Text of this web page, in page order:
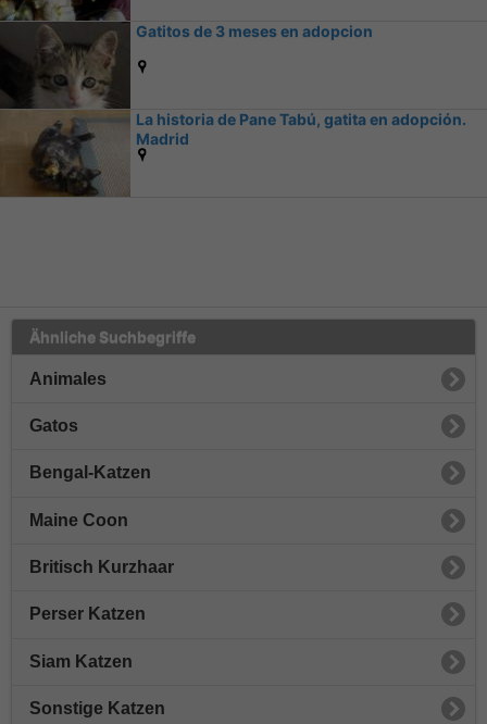
Gatitos de 3 meses en adopcion
La historia de Pane Tabú, gatita en adopción.
Madrid
Ähnliche Suchbegriffe
Animales
Gatos
Bengal-Katzen
Maine Coon
Britisch Kurzhaar
Perser Katzen
Siam Katzen
Sonstige Katzen